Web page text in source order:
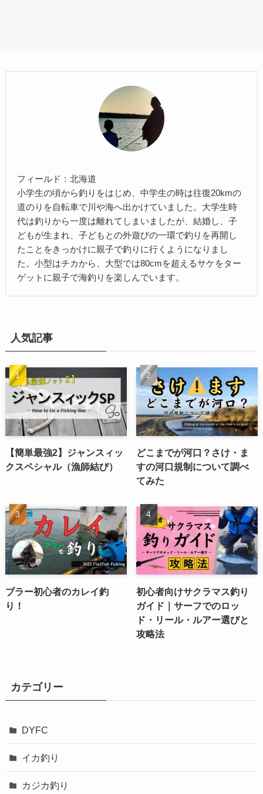
フィールド：北海道
小学生の頃から釣りをはじめ、中学生の時は往復20kmの
道のりを自転車で川や海へ出かけていました。大学生時
代は釣りから一度は離れてしまいましたが、結婚し、子
どもが生まれ、子どもとの外遊びの一環で釣りを再開し
たことをきっかけに親子で釣りに行くようになりまし
た。小型はチカから、大型では80cmを超えるサケをター
ゲットに親子で海釣りを楽しんでいます。
人気記事
【簡単最強2】ジャンスィッ
クスペシャル（漁師結び）
どこまでが河口？さけ・ま
すの河口規制について調べ
てみた
ブラー初心者のカレイ釣
り！
初心者向けサクラマス釣り
ガイド｜サーフでのロッ
ド・リール・ルアー選びと
攻略法
カテゴリー
DYFC
イカ釣り
カジカ釣り